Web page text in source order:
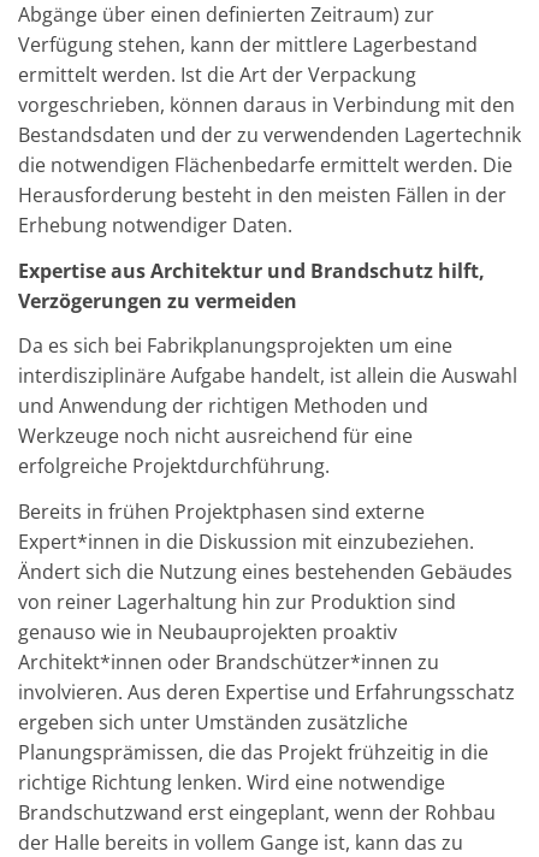
Abgänge über einen definierten Zeitraum) zur
Verfügung stehen, kann der mittlere Lagerbestand
ermittelt werden. Ist die Art der Verpackung
vorgeschrieben, können daraus in Verbindung mit den
Bestandsdaten und der zu verwendenden Lagertechnik
die notwendigen Flächenbedarfe ermittelt werden. Die
Herausforderung besteht in den meisten Fällen in der
Erhebung notwendiger Daten.
Expertise aus Architektur und Brandschutz hilft,
Verzögerungen zu vermeiden
Da es sich bei Fabrikplanungsprojekten um eine
interdisziplinäre Aufgabe handelt, ist allein die Auswahl
und Anwendung der richtigen Methoden und
Werkzeuge noch nicht ausreichend für eine
erfolgreiche Projektdurchführung.
Bereits in frühen Projektphasen sind externe
Expert*innen in die Diskussion mit einzubeziehen.
Ändert sich die Nutzung eines bestehenden Gebäudes
von reiner Lagerhaltung hin zur Produktion sind
genauso wie in Neubauprojekten proaktiv
Architekt*innen oder Brandschützer*innen zu
involvieren. Aus deren Expertise und Erfahrungsschatz
ergeben sich unter Umständen zusätzliche
Planungsprämissen, die das Projekt frühzeitig in die
richtige Richtung lenken. Wird eine notwendige
Brandschutzwand erst eingeplant, wenn der Rohbau
der Halle bereits in vollem Gange ist, kann das zu